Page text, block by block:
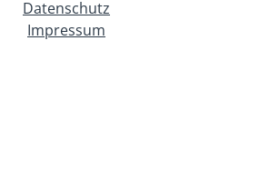
Datenschutz
Impressum